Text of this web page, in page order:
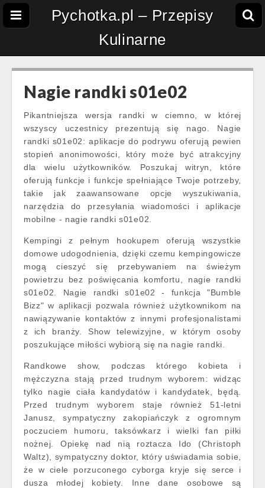
Pychotka.pl – Przepisy
Kulinarne
Nagie randki s01e02
Pikantniejsza wersja randki w ciemno, w której
wszyscy uczestnicy prezentują się nago. Nagie
randki s01e02: aplikacje do podrywu oferują pewien
stopień anonimowości, który może być atrakcyjny
dla wielu użytkowników. Poszukaj witryn, które
oferują funkcje i funkcje spełniające Twoje potrzeby,
takie jak zaawansowane opcje wyszukiwania,
narzędzia do przesyłania wiadomości i aplikacje
mobilne - nagie randki s01e02.
Kempingi z pełnym hookupem oferują wszystkie
domowe udogodnienia, dzięki czemu kempingowicze
mogą cieszyć się przebywaniem na świeżym
powietrzu bez poświęcania komfortu, nagie randki
s01e02. Nagie randki s01e02 - funkcja "Bumble
Bizz" w aplikacji pozwala również użytkownikom na
nawiązywanie kontaktów z innymi profesjonalistami
z ich branży. Show telewizyjne, w którym osoby
poszukujące miłości wybiorą się na nagie randki.
Randkowe show, podczas którego kobieta i
mężczyzna stają przed trudnym wyborem: widząc
tylko nagie ciała kandydatów i kandydatek, będą.
Przed trudnym wyborem staje również 51-letni
Janusz, sympatyczny zakopiańczyk z ogromnym
poczuciem humoru, taksówkarz i wielki fan piłki
nożnej. Opiekę nad nią roztacza Ido (Christoph
Waltz), sympatyczny doktor, który uświadamia sobie,
że w ciele porzuconego cyborga kryje się serce i
dusza młodej kobiety. Inne dane osobowe są